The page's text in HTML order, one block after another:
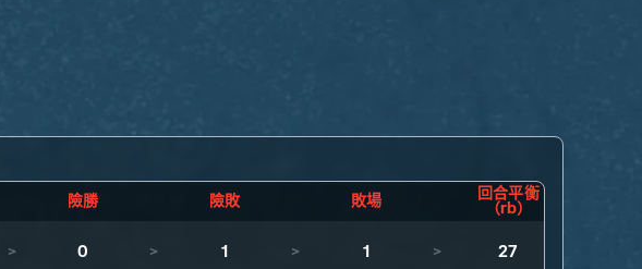
險勝 險敗 敗場
回合平衡
（rb）
> 0 > 1 > 1 > 27